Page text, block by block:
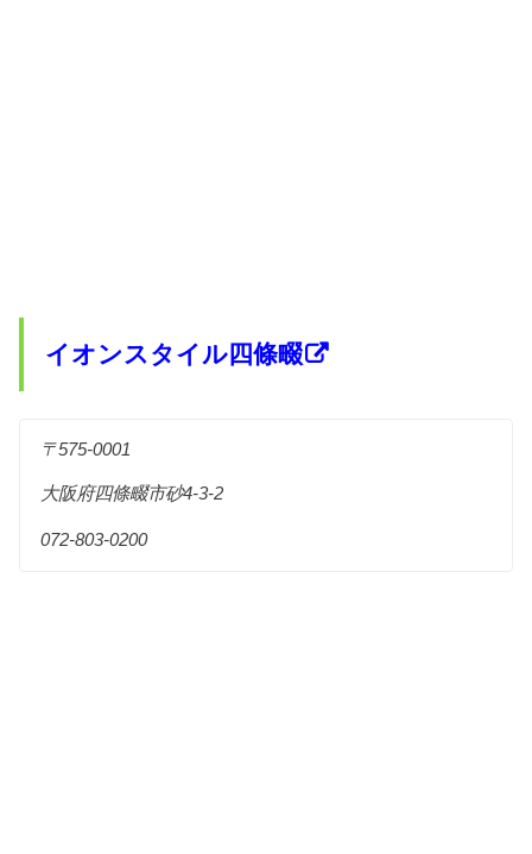
イオンスタイル四條畷
〒575-0001
大阪府四條畷市砂4-3-2
072-803-0200